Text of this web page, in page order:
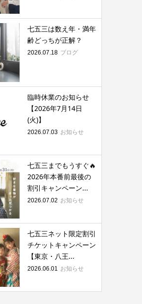
七五三は数え年・満年
齢どっちが正解？
2026.07.18 ブログ
臨時休業のお知らせ
【2026年7月14日
(火)】
2026.07.03 お知らせ
七五三までもうすぐ🔥
2026年本番前最後の
割引キャンペーン...
2026.07.02 お知らせ
七五三ネット限定割引
チケットキャンペーン
【東京・八王...
2026.06.01 お知らせ